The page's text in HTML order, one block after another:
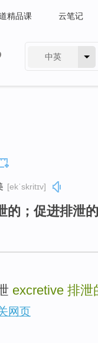
精品课 云笔记
中英
[ekˈskritɪv]
的；促进排泄的
excretive 排泄
网页